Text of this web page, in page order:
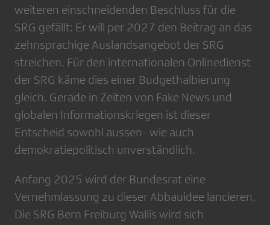
weiteren einschneidenden Beschluss für die
SRG gefällt: Er will per 2027 den Beitrag an das
zehnsprachige Auslandsangebot der SRG
streichen. Für den internationalen Onlinedienst
der SRG käme dies einer Budgethalbierung
gleich. Gerade in Zeiten von Fake News und
globalen Informationskriegen ist dieser
Entscheid sowohl aussen- wie auch
demokratiepolitisch unverständlich.
Anfang 2025 wird der Bundesrat eine
Vernehmlassung zu dieser Abbauidee lancieren.
Die SRG Bern Freiburg Wallis wird sich